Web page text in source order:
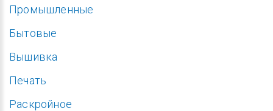
Промышленные
Бытовые
Вышивка
Печать
Раскройное